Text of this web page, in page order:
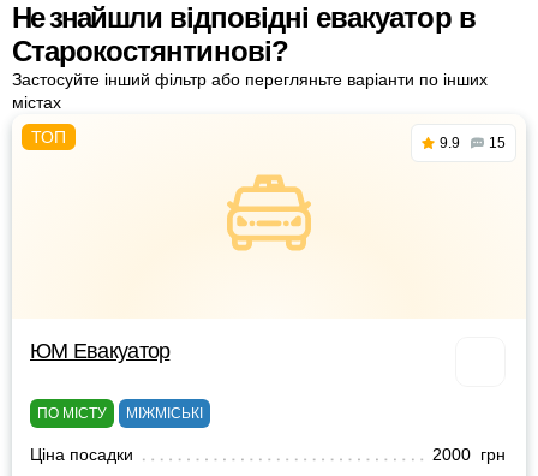
Не знайшли відповідні евакуатор в
Старокостянтинові?
Застосуйте інший фільтр або перегляньте варіанти по інших
містах
9.9 15
ЮМ Евакуатор
ПО МІСТУ МІЖМІСЬКІ
Ціна посадки
2000 грн